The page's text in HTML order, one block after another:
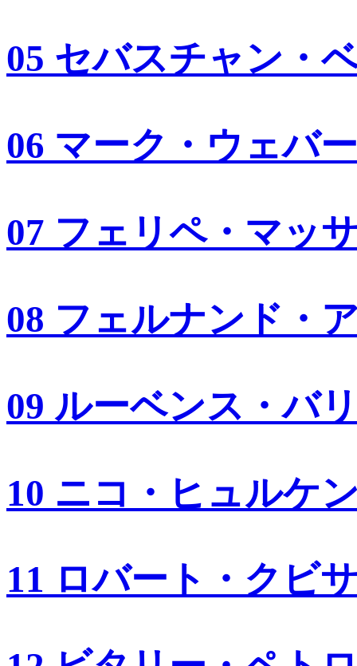
05 セバスチャン・
06 マーク・ウェバー
07 フェリペ・マッ
08 フェルナンド・
09 ルーベンス・バ
10 ニコ・ヒュルケ
11 ロバート・クビ